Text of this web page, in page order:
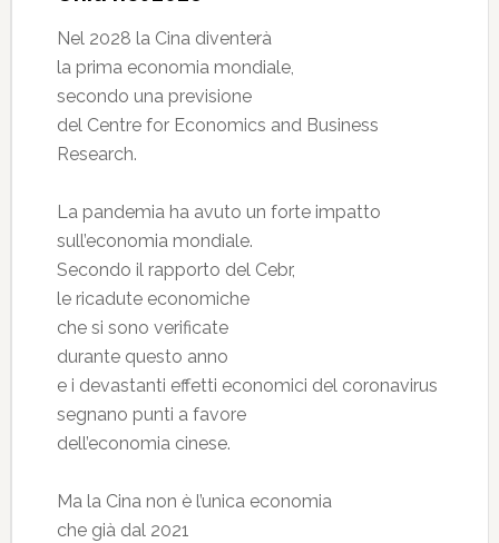
Nel 2028 la Cina diventerà
la prima economia mondiale,
secondo una previsione
del Centre for Economics and Business
Research.
La pandemia ha avuto un forte impatto
sull’economia mondiale.
Secondo il rapporto del Cebr,
le ricadute economiche
che si sono verificate
durante questo anno
e i devastanti effetti economici del coronavirus
segnano punti a favore
dell’economia cinese.
Ma la Cina non è l’unica economia
che già dal 2021